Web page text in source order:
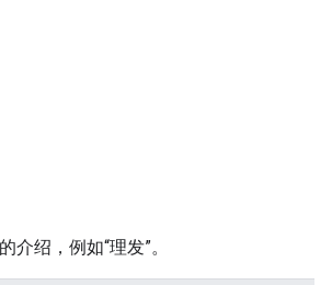
介绍，例如“理发”。